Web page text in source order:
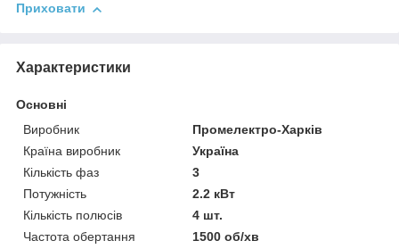
Приховати
Характеристики
Основні
Виробник
Промелектро-Харків
Країна виробник
Україна
Кількість фаз
3
Потужність
2.2 кВт
Кількість полюсів
4 шт.
Частота обертання
1500 об/хв